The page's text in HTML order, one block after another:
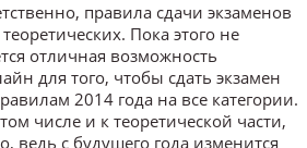
правила сдачи экзаменов
Пока этого не
отличная возможность
для того, чтобы сдать экзамен
2014 года на все категории.
числе и к теоретической части,
ведь с будущего года изменится